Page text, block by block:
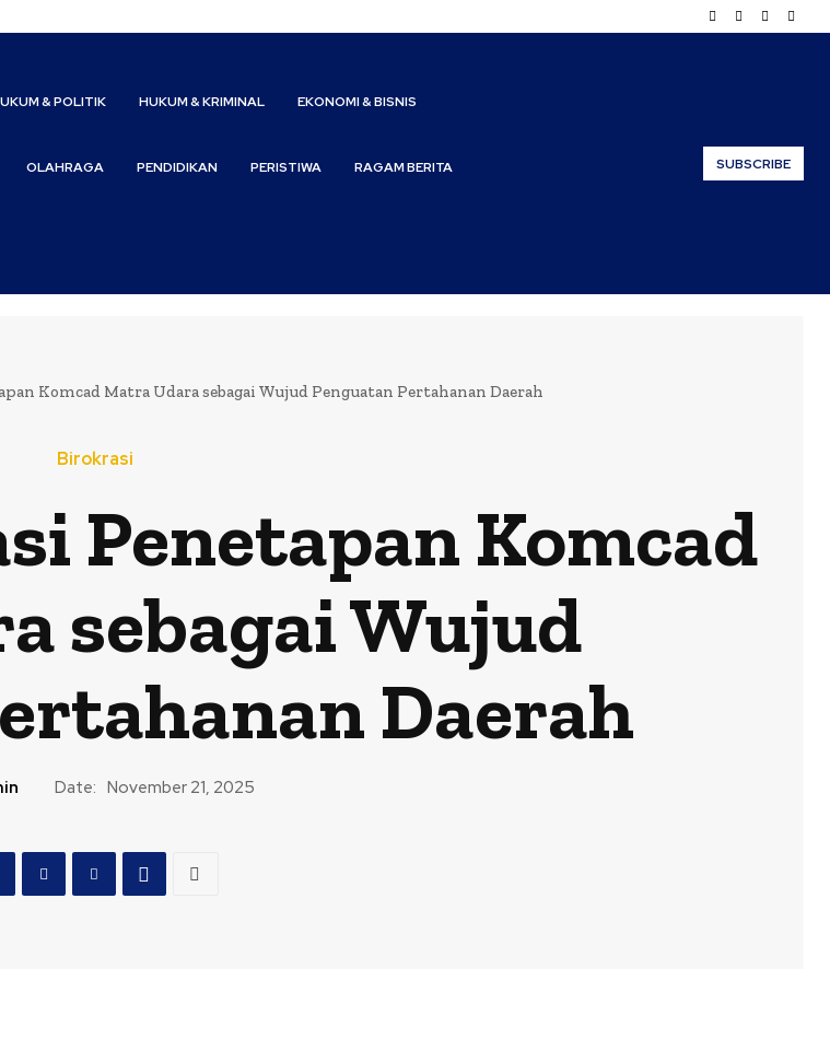
& POLITIK HUKUM & KRIMINAL EKONOMI & BISNIS
OLAHRAGA PENDIDIKAN PERISTIWA RAGAM BERITA SUBSCRIBE
Komcad Matra Udara sebagai Wujud Penguatan Pertahanan Daerah
Birokrasi
Penetapan Komcad
sebagai Wujud
Daerah
Date: November 21, 2025